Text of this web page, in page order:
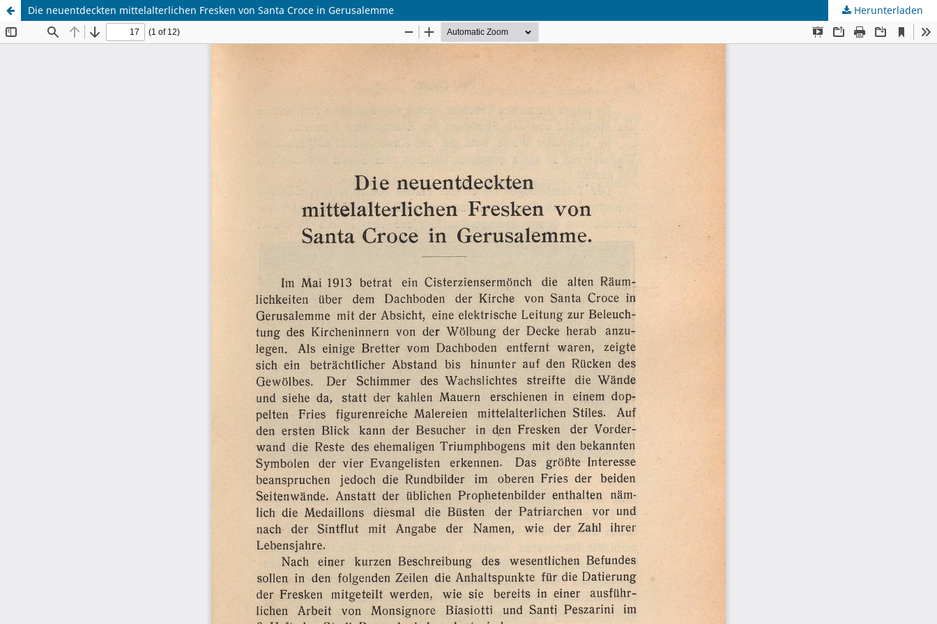
Die neuentdeckten mittelalterlichen Fresken von Santa Croce in Gerusalemme Herunterladen